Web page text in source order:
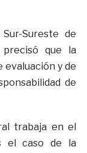
Sureste de
precisó que la
evaluación y de
de
trabaja en el
el caso de la